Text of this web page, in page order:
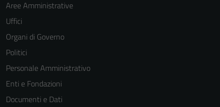
Aree Amministrative
Uffici
Organi di Governo
Politici
Personale Amministrativo
Enti e Fondazioni
Documenti e Dati